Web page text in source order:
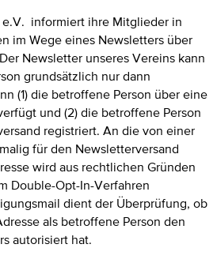
informiert ihre Mitglieder in
im Wege eines Newsletters über
Newsletter unseres Vereins kann
grundsätzlich nur dann
(1) die betroffene Person über eine
und (2) die betroffene Person
registriert. An die von einer
für den Newsletterversand
wird aus rechtlichen Gründen
Double-Opt-In-Verfahren
dient der Überprüfung, ob
als betroffene Person den
autorisiert hat.